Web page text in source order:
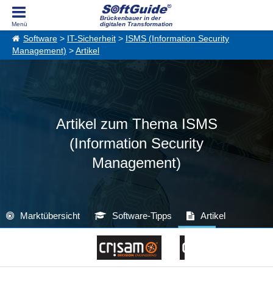
Brückenbauer in der
digitalen Transformation
Software > IT-Sicherheit > ISMS (Information Security
Management) > Artikel
Artikel zum Thema ISMS
(Information Security
Management)
Marktübersicht Software-Tipps Artikel